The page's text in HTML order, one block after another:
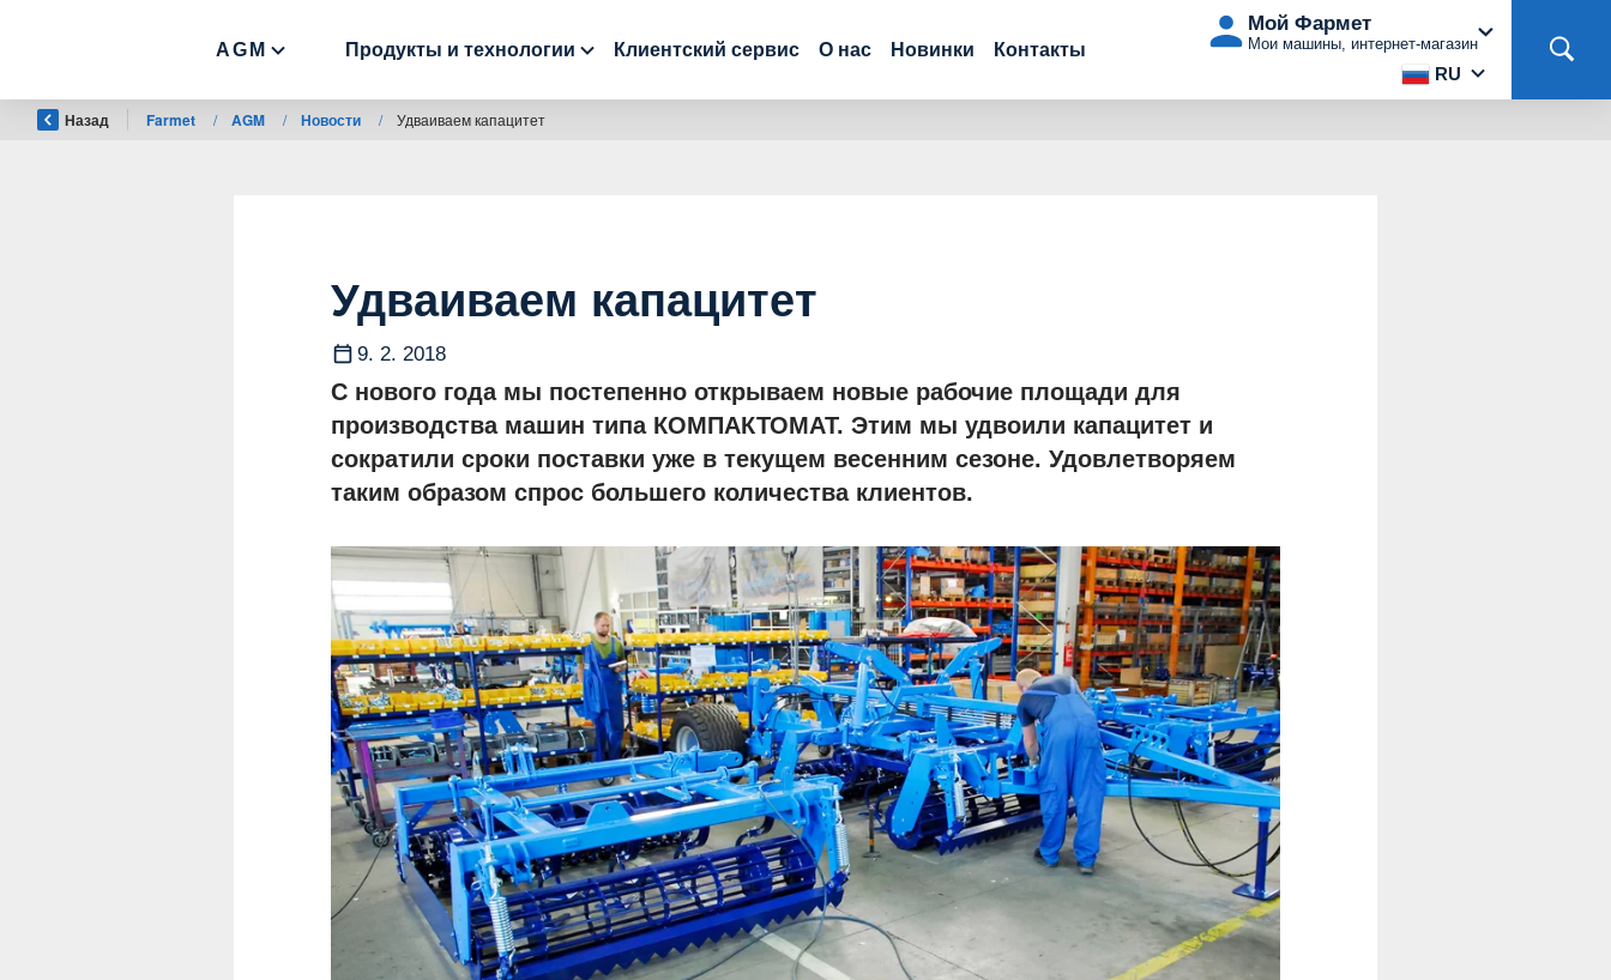
AGM Продукты и технологии Клиентский сервис О нас Новинки
Контакты
RU
Мой Фармет
Мои машины, интернет-магазин
Назад Farmet / AGM / Новости / Удваиваем капацитет
Удваиваем капацитет
9. 2. 2018
С нового года мы постепенно открываем новые рабочие площади для
производства машин типа КОМПАКТОМАТ. Этим мы удвоили капацитет и
сократили сроки поставки уже в текущем весенним сезоне. Удовлетворяем
таким образом спрос большего количества клиентов.